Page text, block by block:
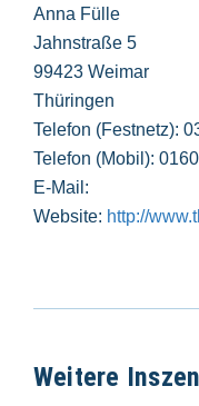
Anna Fülle
Jahnstraße 5
99423 Weimar
Thüringen
Telefon (Festnetz):
Telefon (Mobil):
E-Mail:
Website: http://
Weitere